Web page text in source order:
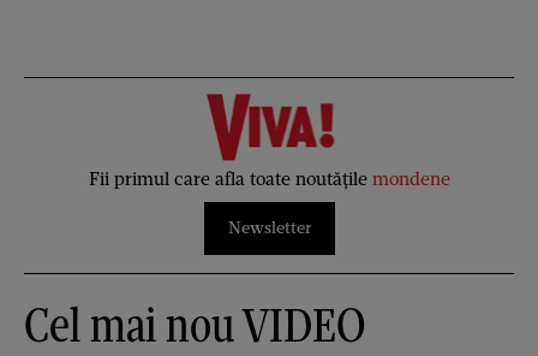
Fii primul care afla toate noutățile mondene
Newsletter
Cel mai nou VIDEO